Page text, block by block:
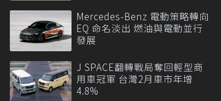
Mercedes-Benz 電動策略轉向
EQ 命名淡出 燃油與電動並行
發展
J SPACE翻轉戰局奪回輕型商
用車冠軍 台灣2月車市年增
4.8%